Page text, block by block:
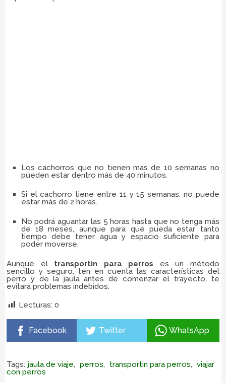
Los cachorros que no tienen más de 10 semanas no
pueden estar dentro más de 40 minutos.
Si el cachorro tiene entre 11 y 15 semanas, no puede
estar más de 2 horas.
No podrá aguantar las 5 horas hasta que no tenga más
de 18 meses, aunque para que pueda estar tanto
tiempo debe tener agua y espacio suficiente para
poder moverse.
Aunque el transportin para perros es un método
sencillo y seguro, ten en cuenta las características del
perro y de la jaula antes de comenzar el trayecto, te
evitará problemas indebidos.
Lecturas: 0
Facebook Twitter WhatsApp
Tags: jaula de viaje, perros, transportin para perros, viajar
con perros